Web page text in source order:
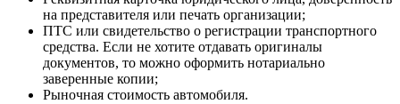
на представителя или печать организации;
ПТС или свидетельство о регистрации транспортного
средства. Если не хотите отдавать оригиналы
документов, то можно оформить нотариально
заверенные копии;
Рыночная стоимость автомобиля.